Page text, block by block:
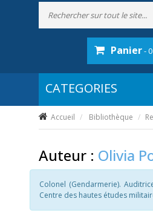
Panier-
Accueil Bibliothèque
Auteur : Olivia
Colonel (Gendarmerie).
Centre des hautes études